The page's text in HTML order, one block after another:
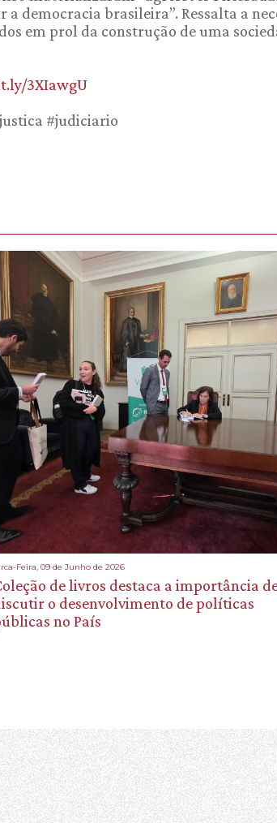
democracia brasileira”. Ressalta a
em prol da construção de uma
3XIawgU
#judiciario
Feira, 09 de Junho de 2026
de livros destaca a importância
o desenvolvimento de políticas
no País